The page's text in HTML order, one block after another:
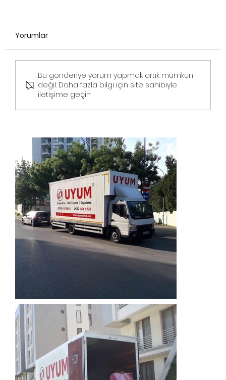
İstanbul İzmir Evden Eve Nakliyat
Yorumlar
Bu gönderiye yorum yapmak artık mümkün
değil. Daha fazla bilgi için site sahibiyle
iletişime geçin.